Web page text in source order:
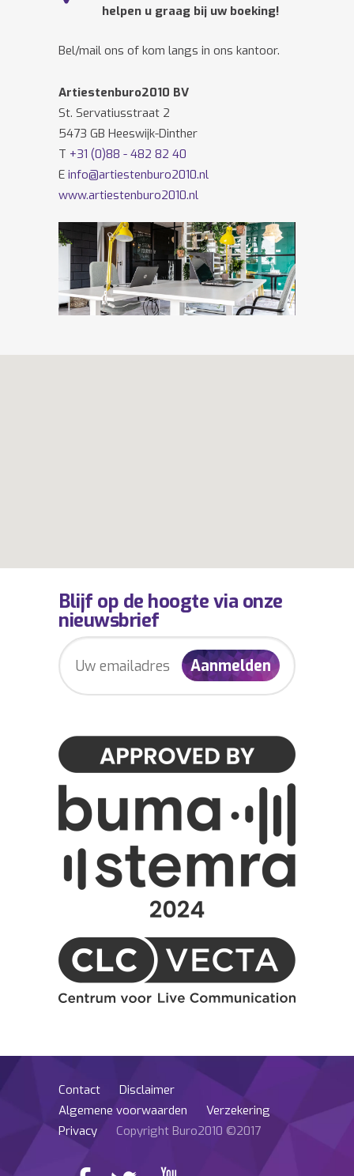
helpen u graag bij uw boeking!
Bel/mail ons of kom langs in ons kantoor.
Artiestenburo2010 BV
St. Servatiusstraat 2
5473 GB Heeswijk-Dinther
T +31 (0)88 - 482 82 40
E info@artiestenburo2010.nl
www.artiestenburo2010.nl
Volg ons ook opFacebookenTwitter
Blijf op de hoogte via onze
nieuwsbrief
Contact
Disclaimer
Algemene voorwaarden
Verzekering
Privacy
Copyright Buro2010 ©2017